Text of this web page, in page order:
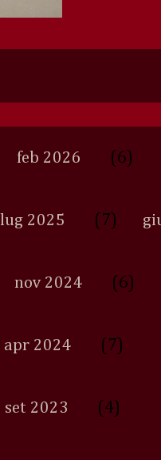
feb 2026 (6)
lug 2025 (7)
nov 2024 (6)
apr 2024 (7)
set 2023 (4)